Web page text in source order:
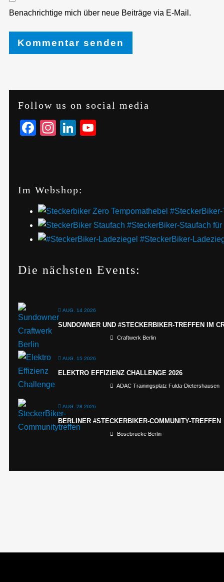
Benachrichtige mich über neue Beiträge via E-Mail.
Follow us on social media
Facebook
Instagram
LinkedIn
Im Webshop:
#SteckerBiker-Staufach
#SteckerBiker-
Die nächsten Events:
AUG. 14 2026
SUNDOWNER UND #STECKERBIKER-TREFFEN IM
Craftwerk Berlin
AUG. 15 2026
ELEKTRO EFFIZIENZ CHALLENGE 2026
ADAC Trainingsplatz Fulda-Dietershausen
AUG. 28 2026
BERLINER #STECKERBIKER-COMMUNITY-TREFFEN
Bösebrücke Berlin